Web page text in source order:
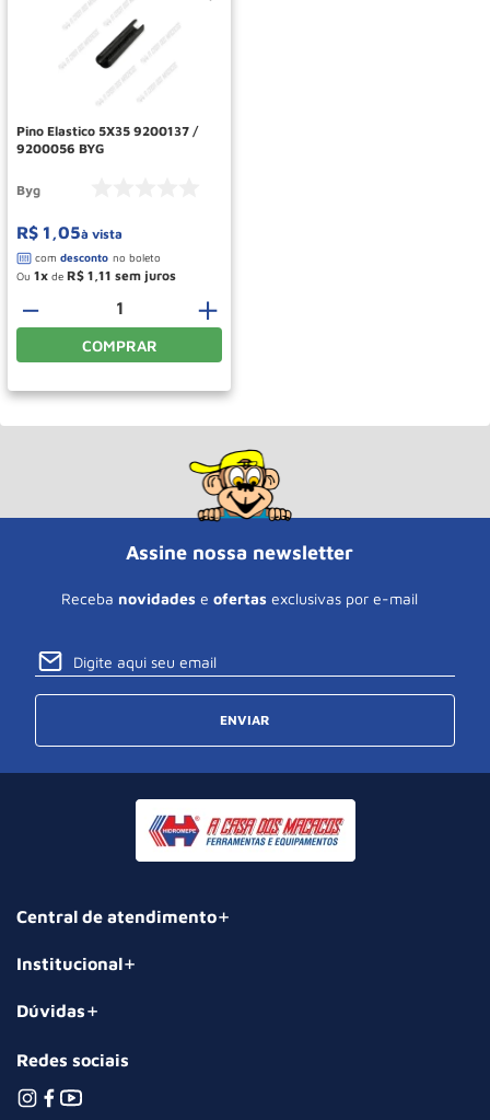
Pino Elastico 5X35 9200137 /
9200056 BYG
Byg
R$ 1 ,05à vista
Ou 1 de R$ 1 11
＋
－
COMPRAR
Assine nossa newsletter
Receba novidades e ofertas exclusivas por e-mail
ENVIAR
Central de atendimento
Institucional
Dúvidas
Redes sociais